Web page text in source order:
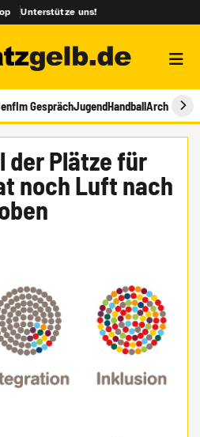
Unterstütze uns!
Im GesprächJugendHandballArchiv
der Plätze für
noch Luft nach